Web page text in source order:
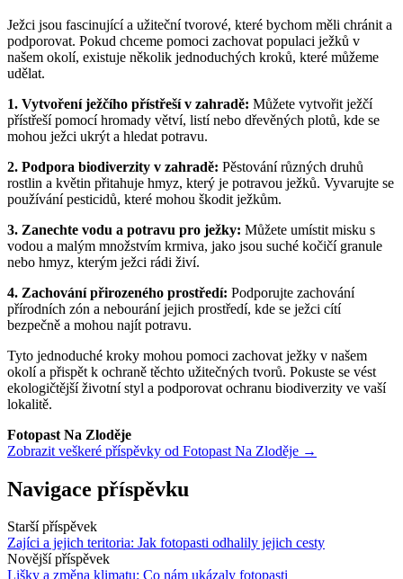
Ježci jsou fascinující a užiteční tvorové, které bychom měli chránit a
podporovat. Pokud chceme pomoci zachovat populaci ježků v
našem okolí, existuje několik jednoduchých kroků, které můžeme
udělat.
1. Vytvoření ježčího přístřeší v zahradě: Můžete vytvořit ježčí
přístřeší pomocí hromady větví, listí nebo dřevěných plotů, kde se
mohou ježci ukrýt a hledat potravu.
2. Podpora biodiverzity v zahradě: Pěstování různých druhů
rostlin a květin přitahuje hmyz, který je potravou ježků. Vyvarujte se
používání pesticidů, které mohou škodit ježkům.
3. Zanechte vodu a potravu pro ježky: Můžete umístit misku s
vodou a malým množstvím krmiva, jako jsou suché kočičí granule
nebo hmyz, kterým ježci rádi živí.
4. Zachování přirozeného prostředí: Podporujte zachování
přírodních zón a nebourání jejich prostředí, kde se ježci cítí
bezpečně a mohou najít potravu.
Tyto jednoduché kroky mohou pomoci zachovat ježky v našem
okolí a přispět k ochraně těchto užitečných tvorů. Pokuste se vést
ekologičtější životní styl a podporovat ochranu biodiverzity ve vaší
lokalitě.
Fotopast Na Zloděje
Zobrazit veškeré příspěvky od Fotopast Na Zloděje →
Navigace příspěvku
Starší příspěvek
Zajíci a jejich teritoria: Jak fotopasti odhalily jejich cesty
Novější příspěvek
Lišky a změna klimatu: Co nám ukázaly fotopasti